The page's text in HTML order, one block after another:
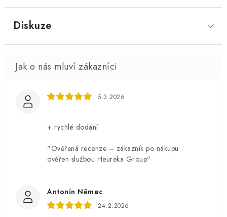
Diskuze
5.3.2026
+ rychlé dodání
"Ověřená recenze – zákazník po nákupu
ověřen službou Heureka Group"
Antonín Němec
24.2.2026